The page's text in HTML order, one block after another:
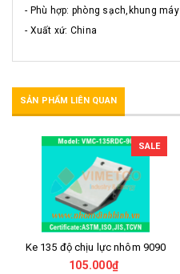
- Phù hợp: phòng sạch,khung máy
- Xuất xứ: China
SẢN PHẨM LIÊN QUAN
SALE
Ke 135 độ chịu lực nhôm 9090
105.000₫